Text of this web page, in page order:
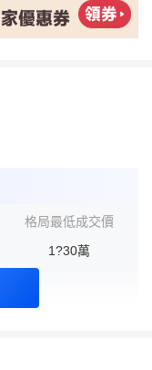
格局最低成交價
1?30萬